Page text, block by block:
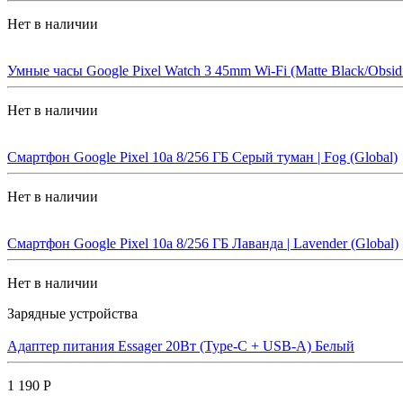
Нет в наличии
Умные часы Google Pixel Watch 3 45mm Wi-Fi (Matte Black/
Нет в наличии
Смартфон Google Pixel 10a 8/256 ГБ Серый туман | Fog (Global)
Нет в наличии
Смартфон Google Pixel 10a 8/256 ГБ Лаванда | Lavender (Global)
Нет в наличии
Зарядные устройства
Адаптер питания Essager 20Вт (Type-C + USB-A) Белый
1 190 Р